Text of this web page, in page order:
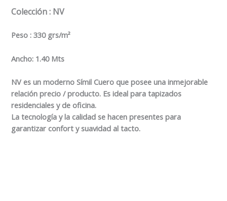
Colección : NV
Peso : 330 grs/m²
Ancho: 1.40 Mts
NV es un moderno Símil Cuero que posee una inmejorable
relación precio / producto. Es ideal para tapizados
residenciales y de oficina.
La tecnología y la calidad se hacen presentes para
garantizar confort y suavidad al tacto.